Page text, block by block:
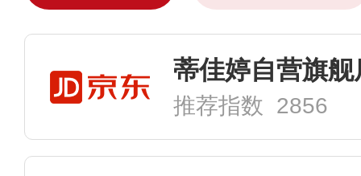
蒂佳婷自营旗舰
推荐指数 2856